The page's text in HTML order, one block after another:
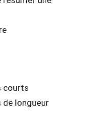
courts
de longueur